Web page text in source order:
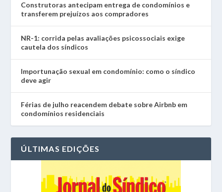
Construtoras antecipam entrega de condomínios e
transferem prejuízos aos compradores
NR-1: corrida pelas avaliações psicossociais exige
cautela dos síndicos
Importunação sexual em condomínio: como o síndico
deve agir
Férias de julho reacendem debate sobre Airbnb em
condomínios residenciais
ÚLTIMAS EDIÇÕES